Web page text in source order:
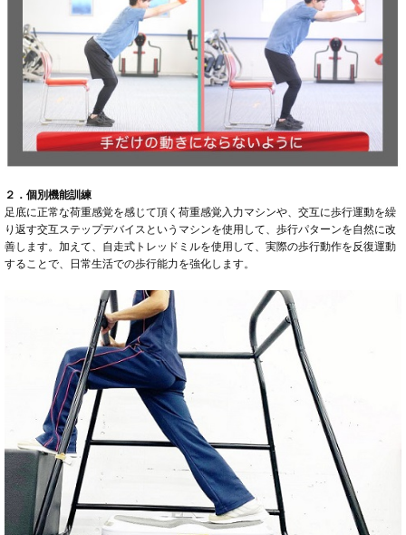
２．個別機能訓練
足底に正常な荷重感覚を感じて頂く荷重感覚入力マシンや、交互に歩行運動を繰
り返す交互ステップデバイスというマシンを使用して、歩行パターンを自然に改
善します。加えて、自走式トレッドミルを使用して、実際の歩行動作を反復運動
することで、日常生活での歩行能力を強化します。